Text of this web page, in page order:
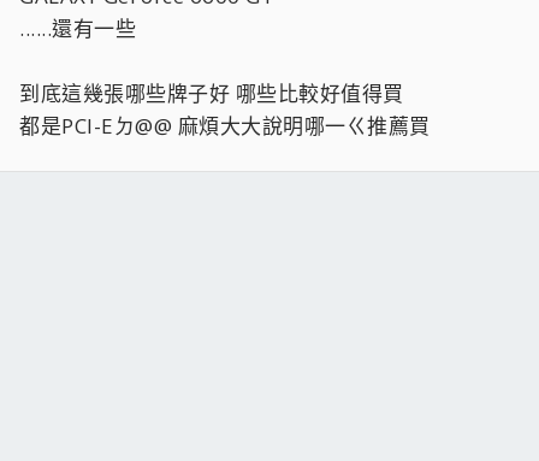
......還有一些
到底這幾張哪些牌子好 哪些比較好值得買
都是PCI-Eㄉ@@ 麻煩大大說明哪一ㄍ推薦買